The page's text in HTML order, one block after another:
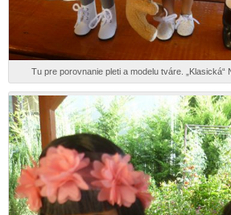
Tu pre porovnanie pleti a modelu tváre. „Klasická“